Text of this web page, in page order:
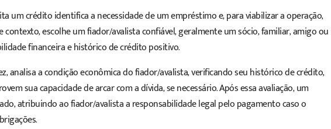
um crédito identifica a necessidade de um empréstimo e, para viabilizar a operação,
contexto, escolhe um fiador/avalista confiável, geralmente um sócio, familiar, amigo ou
financeira e histórico de crédito positivo.
analisa a condição econômica do fiador/avalista, verificando seu histórico de crédito,
sua capacidade de arcar com a dívida, se necessário. Após essa avaliação, um
atribuindo ao fiador/avalista a responsabilidade legal pelo pagamento caso o